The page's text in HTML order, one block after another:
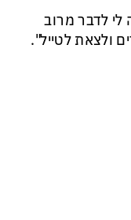
לי לדבר מרוב
ולצאת לטייל".